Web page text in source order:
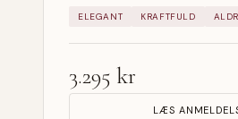
ELEGANT KRAFTFULD
3.295 kr
LÆS